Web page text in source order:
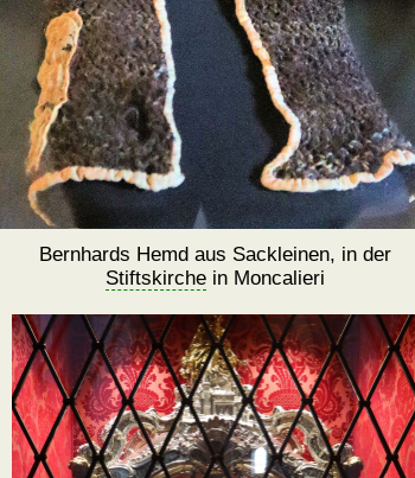
Bernhards Hemd aus Sackleinen, in der
Stiftskirche in Moncalieri